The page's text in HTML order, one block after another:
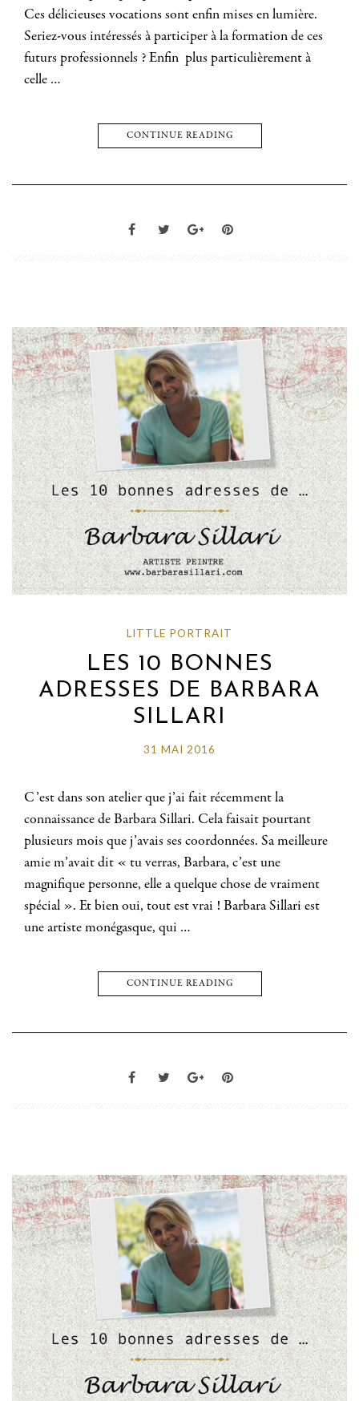
Ces délicieuses vocations sont enfin mises en lumière.
Seriez-vous intéressés à participer à la formation de ces
futurs professionnels ? Enfin plus particulièrement à
celle …
CONTINUE READING
LITTLE PORTRAIT
LES 10 BONNES
ADRESSES DE BARBARA
SILLARI
31 MAI 2016
C’est dans son atelier que j’ai fait récemment la
connaissance de Barbara Sillari. Cela faisait pourtant
plusieurs mois que j’avais ses coordonnées. Sa meilleure
amie m’avait dit « tu verras, Barbara, c’est une
magnifique personne, elle a quelque chose de vraiment
spécial ». Et bien oui, tout est vrai ! Barbara Sillari est
une artiste monégasque, qui …
CONTINUE READING